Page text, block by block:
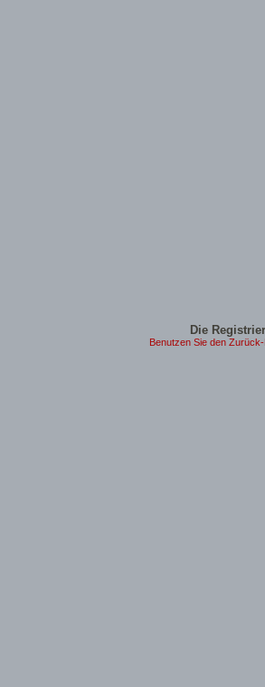
Die
Benutzen Sie den